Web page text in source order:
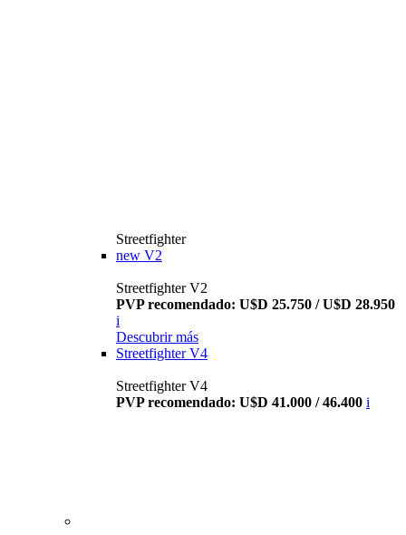
Streetfighter
new V2
Streetfighter V2
PVP recomendado: U$D 25.750 / U$D 28.950
i
Descubrir más
Streetfighter V4
Streetfighter V4
PVP recomendado: U$D 41.000 / 46.400 i